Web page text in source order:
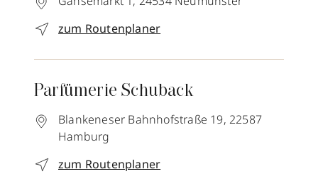
zum Routenplaner
Parfümerie Schuback
Blankeneser Bahnhofstraße 19, 22587
Hamburg
zum Routenplaner